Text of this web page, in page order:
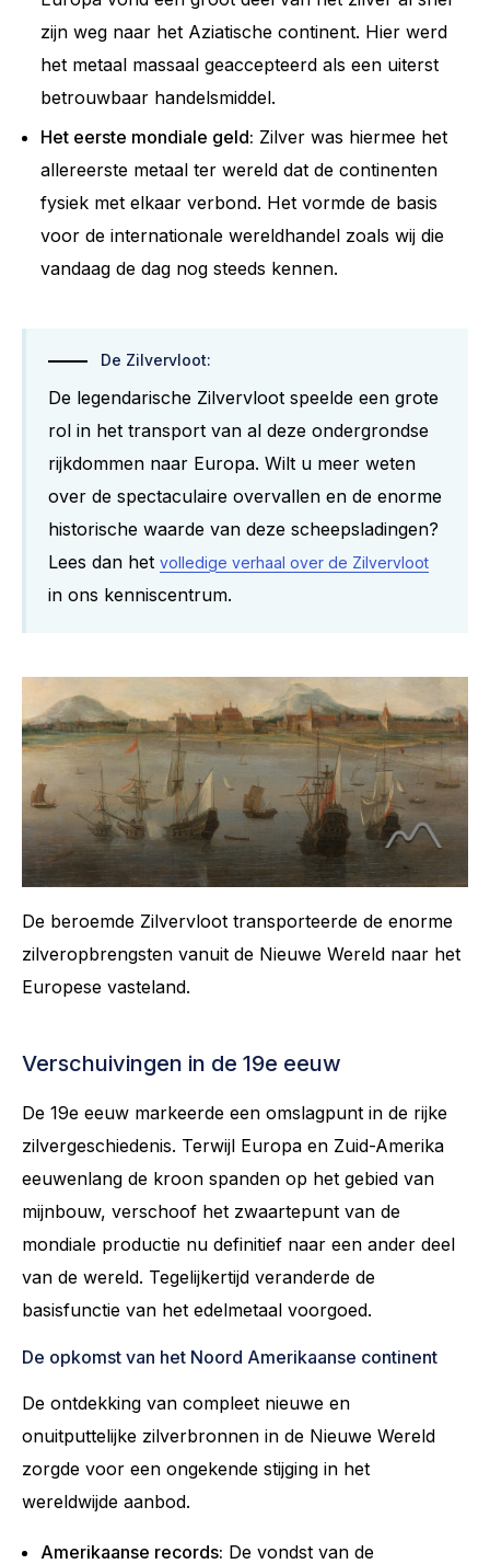
zijn weg naar het Aziatische continent. Hier werd
het metaal massaal geaccepteerd als een uiterst
betrouwbaar handelsmiddel.
Het eerste mondiale geld: Zilver was hiermee het
allereerste metaal ter wereld dat de continenten
fysiek met elkaar verbond. Het vormde de basis
voor de internationale wereldhandel zoals wij die
vandaag de dag nog steeds kennen.
De Zilvervloot:
De legendarische Zilvervloot speelde een grote
rol in het transport van al deze ondergrondse
rijkdommen naar Europa. Wilt u meer weten
over de spectaculaire overvallen en de enorme
historische waarde van deze scheepsladingen?
Lees dan het volledige verhaal over de Zilvervloot
in ons kenniscentrum.
De beroemde Zilvervloot transporteerde de enorme
zilveropbrengsten vanuit de Nieuwe Wereld naar het
Europese vasteland.
Verschuivingen in de 19e eeuw
De 19e eeuw markeerde een omslagpunt in de rijke
zilvergeschiedenis. Terwijl Europa en Zuid-Amerika
eeuwenlang de kroon spanden op het gebied van
mijnbouw, verschoof het zwaartepunt van de
mondiale productie nu definitief naar een ander deel
van de wereld. Tegelijkertijd veranderde de
basisfunctie van het edelmetaal voorgoed.
De opkomst van het Noord Amerikaanse continent
De ontdekking van compleet nieuwe en
onuitputtelijke zilverbronnen in de Nieuwe Wereld
zorgde voor een ongekende stijging in het
wereldwijde aanbod.
Amerikaanse records: De vondst van de